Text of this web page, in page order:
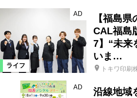
ライフ
AD
【福島
CAL福島
7】“未来
いま…
トキワ印刷
AD
沿線地域